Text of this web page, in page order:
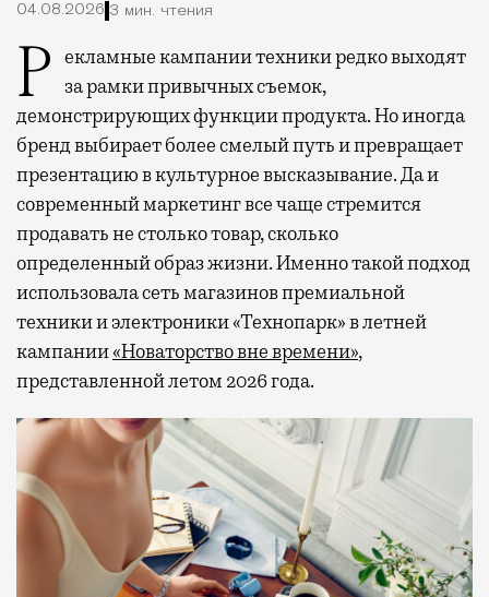
04.08.2026 3 мин. чтения
Рекламные кампании техники редко выходят
за рамки привычных съемок,
демонстрирующих функции продукта. Но иногда
бренд выбирает более смелый путь и превращает
презентацию в культурное высказывание. Да и
современный маркетинг все чаще стремится
продавать не столько товар, сколько
определенный образ жизни. Именно такой подход
использовала сеть магазинов премиальной
техники и электроники «Технопарк» в летней
кампании«Новаторство вне времени»,
представленной летом 2026 года.